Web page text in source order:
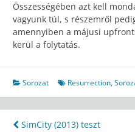
Összességében azt kell
vagyunk túl, s részemről
amennyiben a májusi
kerül a folytatás.
Sorozat Resurrection,
SimCity (2013) teszt